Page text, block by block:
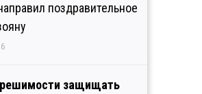
поздравительное
защищать